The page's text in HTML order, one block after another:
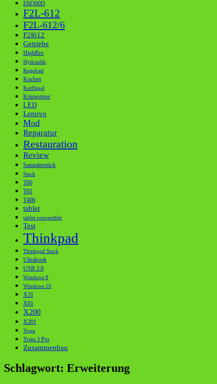
EM300D
F2L-612
F2L-612/6
F2l612
Getriebe
HighRes
Hydraulik
Kegelrad
Kochen
Kotflügel
Königstiger
LED
Lenovo
Mod
Reparatur
Restauration
Review
Sammlerstück
Stack
T60
T61
T400
tablet
tablet convertible
Test
Thinkpad
Thinkpad Stack
Ultrabook
USB 3.0
Windows 8
Windows 10
X31
X61
X200
X201
Yoga
Yoga 3 Pro
Zusammenbau
Schlagwort: Erweiterung